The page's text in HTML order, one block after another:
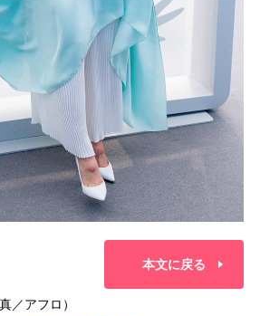
本文に戻る
／アフロ）